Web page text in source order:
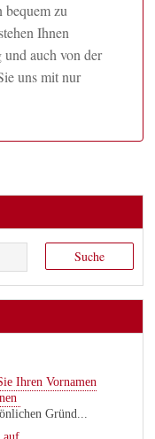
zu
Ihnen
und auch von der
uns mit nur
Ihren Vornamen
Gründ...